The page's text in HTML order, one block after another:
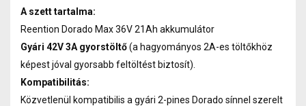
A szett tartalma:
Reention Dorado Max 36V 21Ah akkumulátor
Gyári 42V 3A gyorstöltő(a hagyományos 2A-es töltőkhöz
képest jóval gyorsabb feltöltést biztosít).
Kompatibilitás:
Közvetlenül kompatibilis a gyári 2-pines Dorado sínnel szerelt